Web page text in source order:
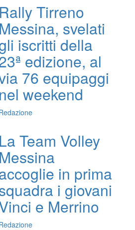
Rally Tirreno
Messina, svelati
iscritti della
edizione, al
76 equipaggi
nel weekend
La Team Volley
Messina
in prima
i giovani
e Merrino